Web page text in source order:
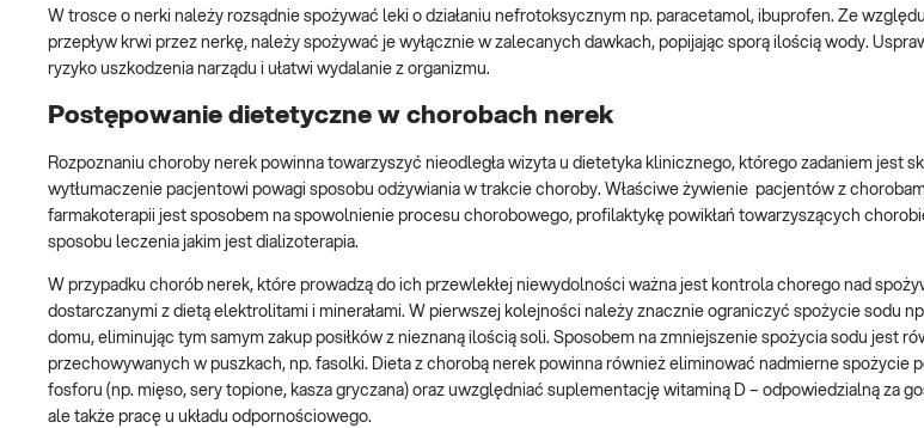
W trosce o nerki należy rozsądnie spożywać leki o działaniu nefrotoksycznym np. paracetamol, ibuprofen. Ze
przepływ krwi przez nerkę, należy spożywać je wyłącznie w zalecanych dawkach, popijając sporą ilością wody.
ryzyko uszkodzenia narządu i ułatwi wydalanie z organizmu.
Postępowanie dietetyczne w chorobach nerek
Rozpoznaniu choroby nerek powinna towarzyszyć nieodległa wizyta u dietetyka klinicznego, którego zadaniem jest
wytłumaczenie pacjentowi powagi sposobu odżywiania w trakcie choroby. Właściwe żywienie pacjentów z
farmakoterapii jest sposobem na spowolnienie procesu chorobowego, profilaktykę powikłań towarzyszących
sposobu leczenia jakim jest dializoterapia.
W przypadku chorób nerek, które prowadzą do ich przewlekłej niewydolności ważna jest kontrola chorego nad
dostarczanymi z dietą elektrolitami i minerałami. W pierwszej kolejności należy znacznie ograniczyć spożycie sodu
domu, eliminując tym samym zakup posiłków z nieznaną ilością soli. Sposobem na zmniejszenie spożycia sodu jest
przechowywanych w puszkach, np. fasolki. Dieta z chorobą nerek powinna również eliminować nadmierne spożycie
fosforu (np. mięso, sery topione, kasza gryczana) oraz uwzględniać suplementację witaminą D – odpowiedzialną za
ale także pracę u układu odpornościowego.